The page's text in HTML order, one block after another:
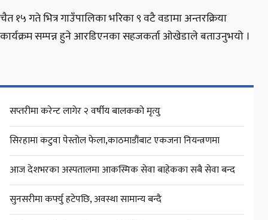
चैत १५ गते भित्र गाउँपालिका भरिका ९ वटै वडामा अन्तरक्रिया
कार्यक्रम सम्पन्न हुने आरडिएनका सहजकर्ता ओखेडाले बताउनुभयो ।
सप्तरीमा करेन्ट लागेर २ वर्षीय बालकको मृत्यु
सिरहामा कटुवा पेस्तोल फेला,काठमाडौंबाट एकजना नियन्त्रणमा
आज देशभरका अस्पतालमा आकस्मिक सेवा बाहेकका सबै सेवा बन्द
सुनसरीमा कर्फ्यु हटेपछि, अवस्था सामान्य बन्दै